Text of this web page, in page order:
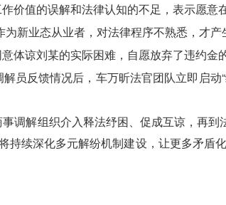
值的误解和法律认知的不足，表示愿意
业态从业者，对法律程序不熟悉，才产
谅刘某的实际困难，自愿放弃了违约金的
反馈情况后，车万昕法官团队立即启动
解组织介入释法纾困、促成互谅，再到
持续深化多元解纷机制建设，让更多矛